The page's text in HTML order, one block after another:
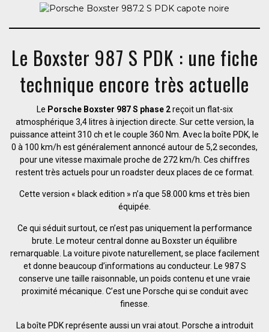
Le Boxster 987 S PDK : une fiche
technique encore très actuelle
Le Porsche Boxster 987 S phase 2reçoit un flat-six
atmosphérique 3,4 litres à injection directe. Sur cette version, la
puissance atteint 310 ch et le couple 360 Nm. Avec la boîte PDK, le
0 à 100 km/h est généralement annoncé autour de 5,2 secondes,
pour une vitesse maximale proche de 272 km/h. Ces chiffres
restent très actuels pour un roadster deux places de ce format.
Cette version « black edition » n’a que 58.000 kms et très bien
équipée.
Ce qui séduit surtout, ce n’est pas uniquement la performance
brute. Le moteur central donne au Boxster un équilibre
remarquable. La voiture pivote naturellement, se place facilement
et donne beaucoup d’informations au conducteur. Le 987 S
conserve une taille raisonnable, un poids contenu et une vraie
proximité mécanique. C’est une Porsche qui se conduit avec
finesse.
La boîte PDK représente aussi un vrai atout. Porsche a introduit